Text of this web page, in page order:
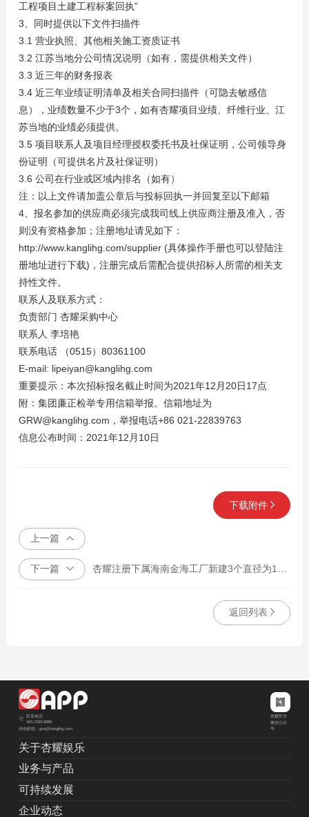
工程项目土建工程标案回执”
3、同时提供以下文件扫描件
3.1 营业执照、其他相关施工资质证书
3.2 江苏当地分公司情况说明（如有，需提供相关文件）
3.3 近三年的财务报表
3.4 近三年业绩证明清单及相关合同扫描件（可隐去敏感信
息），业绩数量不少于3个，如有杏耀项目业绩、纤维行业、江
苏当地的业绩必须提供。
3.5 项目联系人及项目经理授权委托书及社保证明，公司领导身
份证明（可提供名片及社保证明）
3.6 公司在行业或区域内排名（如有）
注：以上文件请加盖公章后与投标回执一并回复至以下邮箱
4、报名参加的供应商必须完成我司线上供应商注册及准入，否
则没有资格参加；注册地址请见如下：
http://www.kanglihg.com/supplier (具体操作手册也可以登陆注
册地址进行下载)，注册完成后需配合提供招标人所需的相关支
持性文件。
联系人及联系方式：
负责部门 杏耀采购中心
联系人 李培艳
联系电话 （0515）80361100
E-mail: lipeiyan@kanglihg.com
重要提示：本次招标报名截止时间为2021年12月20日17点
附：集团廉正检举专用信箱举报。信箱地址为
GRW@kanglihg.com，举报电话+86 021-22839763
信息公布时间：2021年12月10日
下载附件
上一篇
下一篇 杏耀注册下属海南金海工厂新建3个直径为160米的木片圆堆土建施工，以及其相关配套土建工程。
返回列表
联系电话
400-2283-8888
绿色邮箱：grw@kanglihg.com
杏耀官方
微信公众
号
关于杏耀娱乐
业务与产品
可持续发展
企业动态